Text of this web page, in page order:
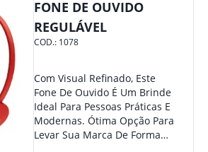
Quem Busca Praticidade No
Dia A Dia. Personalize-O Com
Sua Marca E Tenha Ainda
Mais Destaque Em Eventos E
FONE DE OUVIDO
REGULÁVEL
COD.: 1078
Com Visual Refinado, Este
Fone De Ouvido É Um Brinde
Ideal Para Pessoas Práticas E
Modernas. Ótima Opção Para
Levar Sua Marca De Forma